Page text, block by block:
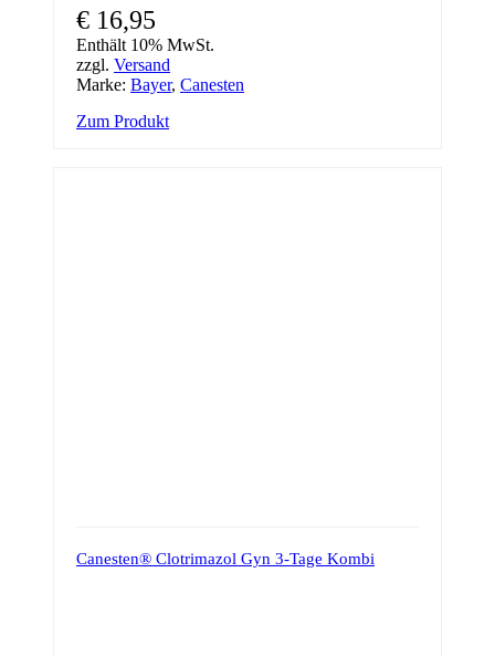
€ 16,95
Enthält 10% MwSt.
zzgl. Versand
Marke: Bayer, Canesten
Zum Produkt
Canesten® Clotrimazol Gyn 3-Tage Kombi